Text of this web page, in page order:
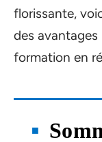
florissante,
des
formation en